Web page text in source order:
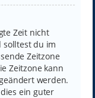
Zeit nicht
solltest du im
Zeitzone
Zeitzone kann
werden.
ein guter